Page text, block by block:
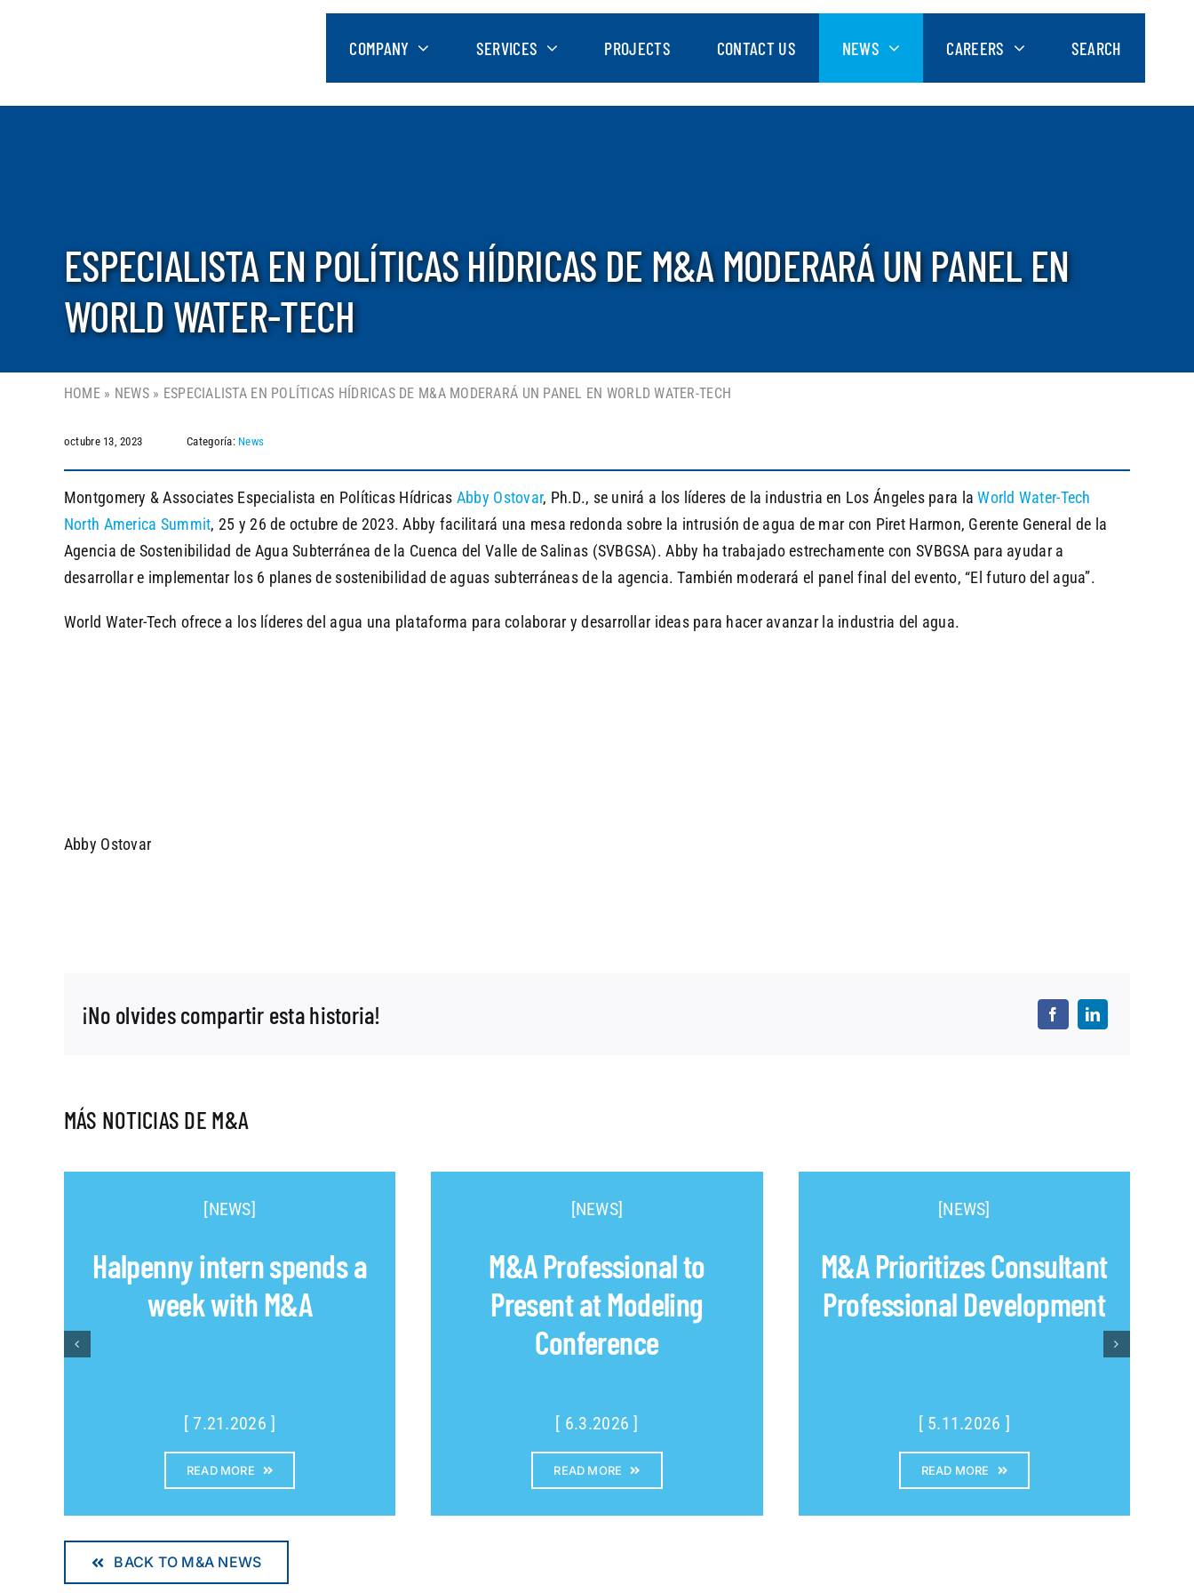
COMPANY SERVICES PROJECTS CONTACT US NEWS CAREERS SEARCH
ESPECIALISTA EN POLÍTICAS HÍDRICAS DE M&A MODERARÁ UN PANEL EN
WORLD WATER-TECH
HOME » NEWS» ESPECIALISTA EN POLÍTICAS HÍDRICAS DE M&A MODERARÁ UN PANEL EN WORLD WATER-TECH
octubre 13, 2023 Categoría: News
Montgomery & Associates Especialista en Políticas Hídricas Abby Ostovar, Ph.D., se unirá a los líderes de la industria en Los Ángeles para laWorld Water-Tech
North America Summit, 25 y 26 de octubre de 2023. Abby facilitará una mesa redonda sobre la intrusión de agua de mar con Piret Harmon, Gerente General de la
Agencia de Sostenibilidad de Agua Subterránea de la Cuenca del Valle de Salinas (SVBGSA). Abby ha trabajado estrechamente con SVBGSA para ayudar a
desarrollar e implementar los 6 planes de sostenibilidad de aguas subterráneas de la agencia. También moderará el panel final del evento, “El futuro del agua”.
World Water-Tech ofrece a los líderes del agua una plataforma para colaborar y desarrollar ideas para hacer avanzar la industria del agua.
Abby Ostovar
¡No olvides compartir esta historia!
MÁS NOTICIAS DE M&A
[NEWS]
Halpenny intern spends a
week with M&A
[ 7.21.2026 ]
READ MORE
[NEWS]
M&A Professional to
Present at Modeling
Conference
[ 6.3.2026 ]
READ MORE
[NEWS]
M&A Prioritizes Consultant
Professional Development
[ 5.11.2026 ]
READ MORE
BACK TO M&A NEWS